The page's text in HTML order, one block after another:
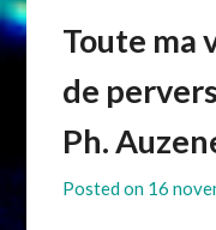
Toute ma
de
Ph.
Posted on 16